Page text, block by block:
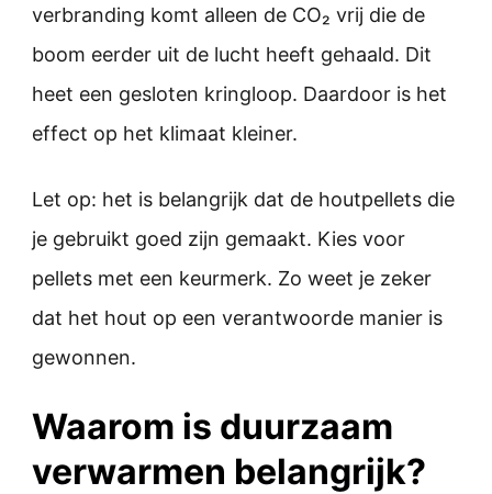
verbranding komt alleen de CO₂ vrij die de
boom eerder uit de lucht heeft gehaald. Dit
heet een gesloten kringloop. Daardoor is het
effect op het klimaat kleiner.
Let op: het is belangrijk dat de houtpellets die
je gebruikt goed zijn gemaakt. Kies voor
pellets met een keurmerk. Zo weet je zeker
dat het hout op een verantwoorde manier is
gewonnen.
Waarom is duurzaam
verwarmen belangrijk?